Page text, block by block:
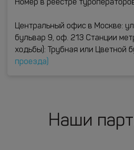
Номер в реестре
Центральный офис в Москве:
бульвар 9, оф. 213 Станции
ходьбы): Трубная или Цветной
проезда)
Наши